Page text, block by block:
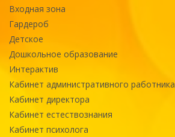
Входная зона
Гардероб
Детское
Дошкольное образование
Интерактив
Кабинет административного работника
Кабинет директора
Кабинет естествознания
Кабинет психолога